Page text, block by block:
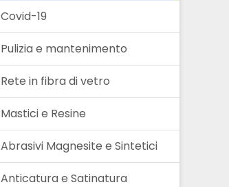
Covid-19
Pulizia e mantenimento
Rete in fibra di vetro
Mastici e Resine
Abrasivi Magnesite e Sintetici
Anticatura e Satinatura